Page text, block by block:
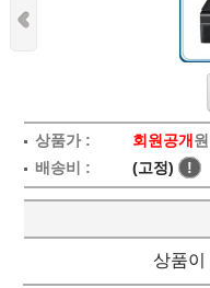
상품가 : 회원공개 원
배송비 :
(고정) !
상품이